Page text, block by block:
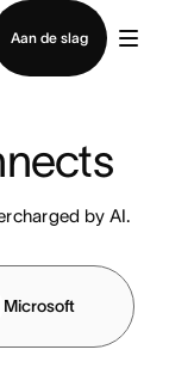
Aan de slag
by AI.
Microsoft